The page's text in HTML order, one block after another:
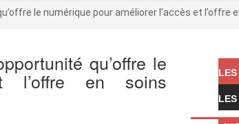
le numérique pour améliorer l’accès et l’offre
qu’offre le
l’offre en soins